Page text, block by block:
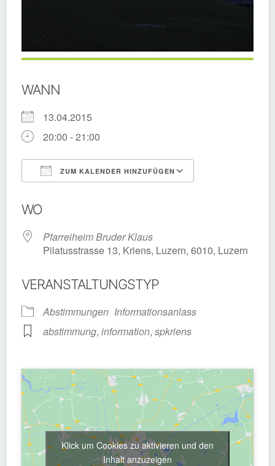
WANN
13.04.2015
20:00 - 21:00
ZUM KALENDER HINZUFÜGEN
WO
Pfarreiheim Bruder Klaus
Pilatusstrasse 13, Kriens, Luzern, 6010, Luzern
VERANSTALTUNGSTYP
Abstimmungen Informationsanlass
abstimmung, information, spkriens
Klick um Cookies zu aktivieren und den
Inhalt anzuzeigen